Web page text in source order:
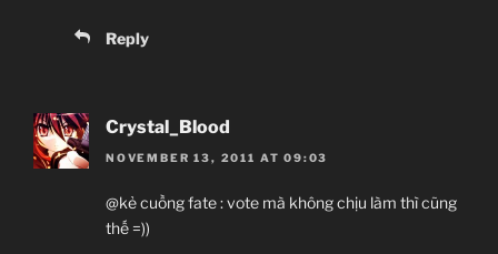
Reply
Crystal_Blood
NOVEMBER 13, 2011 AT 09:03
@kẻ cuồng fate : vote mà không chịu làm thì cũng
thế =))